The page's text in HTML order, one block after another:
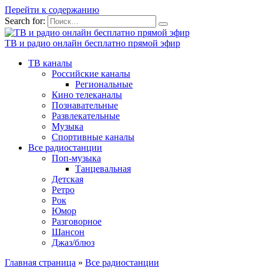
Перейти к содержанию
Search for:
ТВ и радио онлайн бесплатно прямой эфир
ТВ каналы
Российские каналы
Региональные
Кино телеканалы
Познавательные
Развлекательные
Музыка
Спортивные каналы
Все радиостанции
Поп-музыка
Танцевальная
Детская
Ретро
Рок
Юмор
Разговорное
Шансон
Джаз/блюз
Главная страница » Все радиостанции